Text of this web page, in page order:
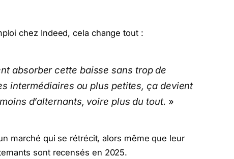
chez Indeed, cela change tout :
absorber cette baisse sans trop de
intermédiaires ou plus petites, ça devient
d’alternants, voire plus du tout. »
marché qui se rétrécit, alors même que leur
sont recensés en 2025.